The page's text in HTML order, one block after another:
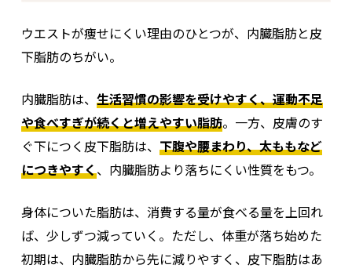
ウエストが痩せにくい理由のひとつが、内臓脂肪と皮
下脂肪のちがい。
内臓脂肪は、 生活習慣の影響を受けやすく、運動不足
や食べすぎが続くと増えやすい脂肪。 一方、皮膚のす
ぐ下につく皮下脂肪は、 下腹や腰まわり、太ももなど
につきやすく、内臓脂肪より落ちにくい性質をもつ。
身体についた脂肪は、消費する量が食べる量を上回れ
ば、少しずつ減っていく。ただし、体重が落ち始めた
初期は、内臓脂肪から先に減りやすく、皮下脂肪はあ